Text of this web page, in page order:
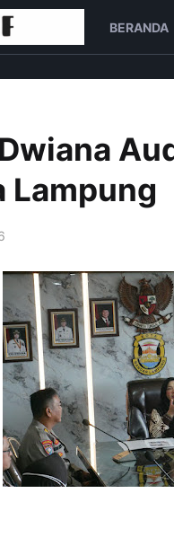
BERANDA
Lampung